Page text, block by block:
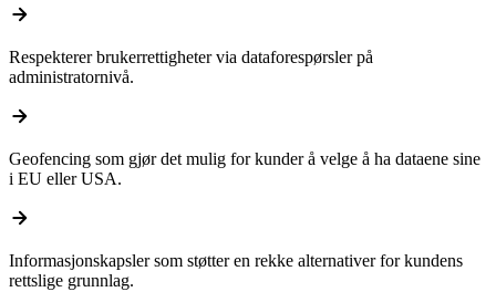
arrow_forward
Respekterer brukerrettigheter via dataforespørsler på
administratornivå.
arrow_forward
Geofencing som gjør det mulig for kunder å velge å ha dataene sine
i EU eller USA.
arrow_forward
Informasjonskapsler som støtter en rekke alternativer for kundens
rettslige grunnlag.